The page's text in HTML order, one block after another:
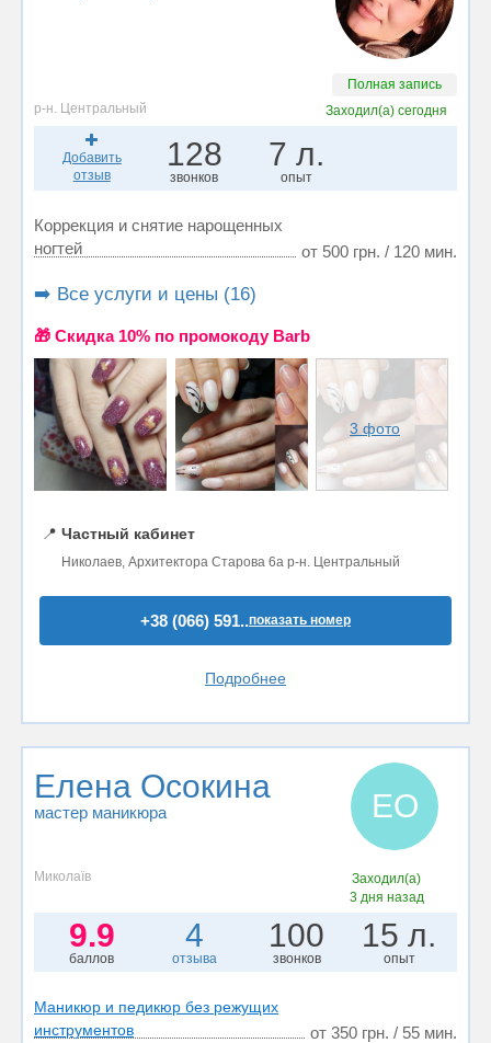
Полная запись
р-н. Центральный
Заходил(а)сегодня
Добавить
отзыв
128
звонков
7 л.
опыт
Коррекция и снятие нарощенных
ногтей
от 500 грн. / 120 мин.
➡️ Все услуги и цены (16)
🎁 Cкидка 10% по промокоду Barb
3 фото
📍 Частный кабинет
Николаев, Aрхитектора Старова 6а р-н. Центральный
+38 (066) 591..показать номер
Подробнее
Елена Осокина
мастер маникюра ЕО
Миколаїв
Заходил(а)
3 дня назад
9.9
баллов
4
отзыва
100
звонков
15 л.
опыт
Маникюр и педикюр без режущих
инструментов
от 350 грн. / 55 мин.